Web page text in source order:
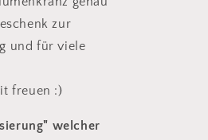
zur
und für viele
freuen :)
welcher